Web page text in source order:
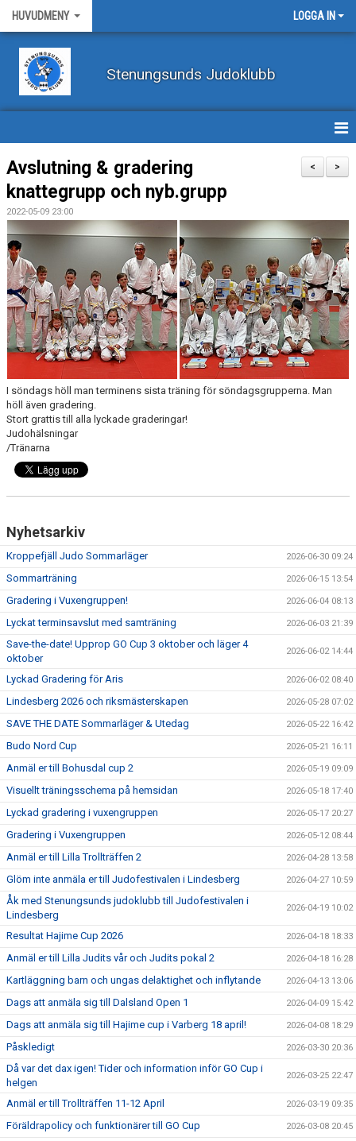
HUVUDMENY LOGGA IN
Stenungsunds Judoklubb
HEM
FÖRBUNDSNYHETER
BILDER
BÖRJA TRÄNA JUDO
BLI MEDLEM
VECKOSCHEMA
>
<
Avslutning & gradering
knattegrupp och nyb.grupp
2022-05-09 23:00
I söndags höll man terminens sista träning för söndagsgrupperna. Man
höll även gradering.
Stort grattis till alla lyckade graderingar!
Judohälsningar
/Tränarna
Nyhetsarkiv
Kroppefjäll Judo Sommarläger 2026-06-30 09:24
Sommarträning 2026-06-15 13:54
Gradering i Vuxengruppen! 2026-06-04 08:13
Lyckat terminsavslut med samträning 2026-06-03 21:39
Save-the-date! Upprop GO Cup 3 oktober och läger 4
oktober
2026-06-02 14:44
Lyckad Gradering för Aris 2026-06-02 08:40
Lindesberg 2026 och riksmästerskapen 2026-05-28 07:02
SAVE THE DATE Sommarläger & Utedag 2026-05-22 16:42
Budo Nord Cup 2026-05-21 16:11
Anmäl er till Bohusdal cup 2 2026-05-19 09:09
Visuellt träningsschema på hemsidan 2026-05-18 17:40
Lyckad gradering i vuxengruppen 2026-05-17 20:27
Gradering i Vuxengruppen 2026-05-12 08:44
Anmäl er till Lilla Trollträffen 2 2026-04-28 13:58
Glöm inte anmäla er till Judofestivalen i Lindesberg 2026-04-27 10:59
Åk med Stenungsunds judoklubb till Judofestivalen i
Lindesberg
2026-04-19 10:02
Resultat Hajime Cup 2026 2026-04-18 18:33
Anmäl er till Lilla Judits vår och Judits pokal 2 2026-04-18 16:28
Kartläggning barn och ungas delaktighet och inflytande 2026-04-13 13:06
Dags att anmäla sig till Dalsland Open 1 2026-04-09 15:42
Dags att anmäla sig till Hajime cup i Varberg 18 april! 2026-04-08 18:29
Påskledigt 2026-03-30 20:36
Då var det dax igen! Tider och information inför GO Cup i
helgen
2026-03-25 22:47
Anmäl er till Trollträffen 11-12 April 2026-03-19 09:35
Föräldrapolicy och funktionärer till GO Cup 2026-03-08 20:45